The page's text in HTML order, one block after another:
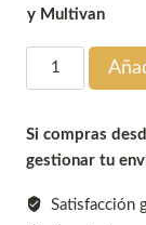
y Multivan
Sofá
Cama
West
extensible
SC006.02
Si compras
gestionar tu
Satisfacción